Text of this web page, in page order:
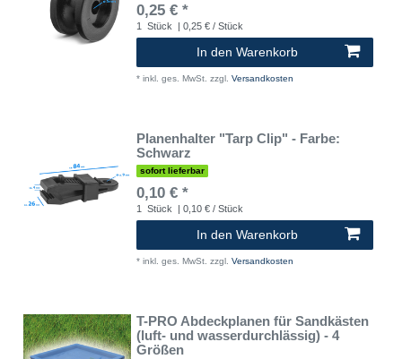
0,25 € *
1 Stück | 0,25 € / Stück
In den Warenkorb
* inkl. ges. MwSt. zzgl. Versandkosten
Planenhalter "Tarp Clip" - Farbe:
Schwarz
sofort lieferbar
0,10 € *
1 Stück | 0,10 € / Stück
In den Warenkorb
* inkl. ges. MwSt. zzgl. Versandkosten
T-PRO Abdeckplanen für Sandkästen
(luft- und wasserdurchlässig) - 4
Größen